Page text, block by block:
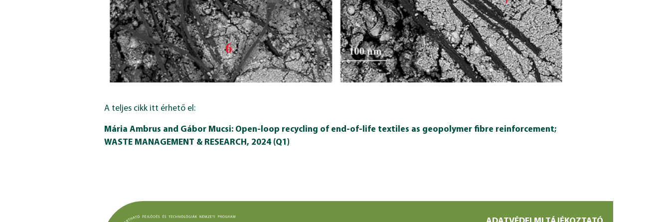
A teljes cikk itt érhető el:
Mária Ambrus and Gábor Mucsi: Open-loop recycling of end-of-life textiles as geopolymer fibre reinforcement;
WASTE MANAGEMENT & RESEARCH, 2024 (Q1)